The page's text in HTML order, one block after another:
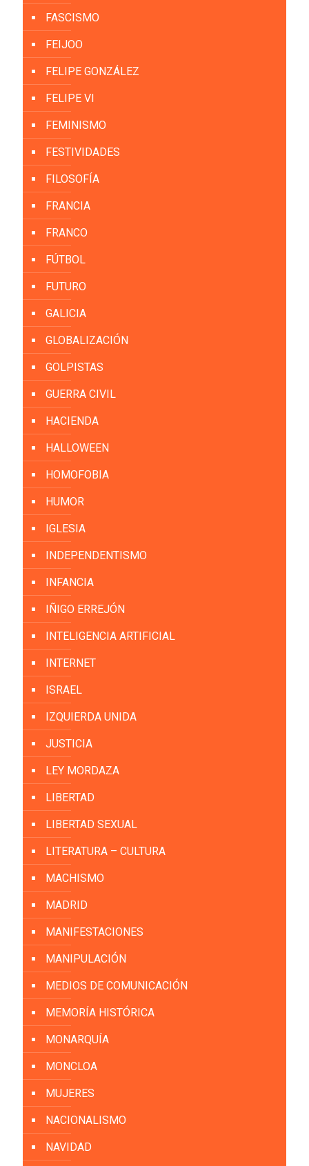
FASCISMO
FEIJOO
FELIPE GONZÁLEZ
FELIPE VI
FEMINISMO
FESTIVIDADES
FILOSOFÍA
FRANCIA
FRANCO
FÚTBOL
FUTURO
GALICIA
GLOBALIZACIÓN
GOLPISTAS
GUERRA CIVIL
HACIENDA
HALLOWEEN
HOMOFOBIA
HUMOR
IGLESIA
INDEPENDENTISMO
INFANCIA
IÑIGO ERREJÓN
INTELIGENCIA ARTIFICIAL
INTERNET
ISRAEL
IZQUIERDA UNIDA
JUSTICIA
LEY MORDAZA
LIBERTAD
LIBERTAD SEXUAL
LITERATURA – CULTURA
MACHISMO
MADRID
MANIFESTACIONES
MANIPULACIÓN
MEDIOS DE COMUNICACIÓN
MEMORÍA HISTÓRICA
MONARQUÍA
MONCLOA
MUJERES
NACIONALISMO
NAVIDAD